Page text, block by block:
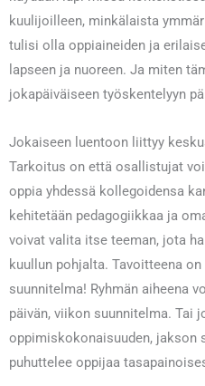
kuulijoilleen, minkälaista
tulisi olla oppiaineiden ja
lapseen ja nuoreen. Ja miten
jokapäiväiseen työskentelyyn
Jokaiseen luentoon liittyy
Tarkoitus on että osallistujat
oppia yhdessä kollegoidensa
kehitetään pedagogiikkaa ja
voivat valita itse teeman, jota
kuullun pohjalta. Tavoitteena
suunnitelma! Ryhmän aiheena
päivän, viikon suunnitelma. Tai
oppimiskokonaisuuden, jakson
puhuttelee oppijaa